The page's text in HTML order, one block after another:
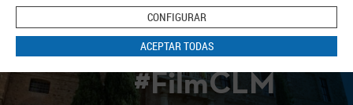
CONFIGURAR
ACEPTAR TODAS
#FilmCLM